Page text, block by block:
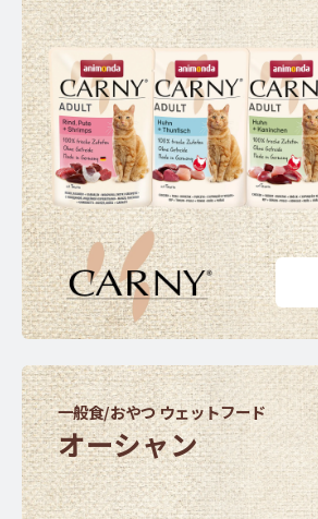
一般食/おやつ ウェットフード
オーシャン